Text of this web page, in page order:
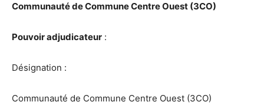
Communauté de Commune Centre Ouest (3CO)
Pouvoir adjudicateur :
Désignation :
Communauté de Commune Centre Ouest (3CO)